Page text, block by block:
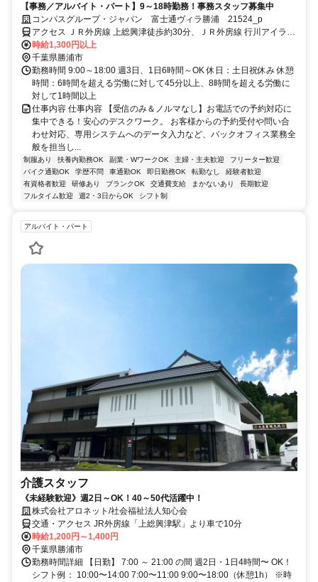
【事務／アルバイト・パート】9～18時勤務！事務スタッフ募集中
コンパスグループ・ジャパン 富士通ヴィラ勝浦 21524_p
アクセス ＪＲ外房線 上総興津徒歩約30分、ＪＲ外房線 行川アイラン
ド徒歩約45分、ＪＲ外房線 鵜原徒歩約67分
時給1,300円以上
千葉県勝浦市
勤務時間 9:00～18:00 週3日、1日6時間～OK 休日：土日祝休み 休憩
時間：6時間を超える労働に対して45分以上、8時間を超える労働に
対して1時間以上
仕事内容 仕事内容 【受信のみ＆ノルマなし】お電話での予約対応に
集中できる！安心のデスクワーク。 お客様からの予約受付や問い合
わせ対応、専用システムへのデータ入力など、バックオフィス業務全
般を担当し...
制服あり 扶養内勤務OK 副業・WワークOK 主婦・主夫歓迎
フリーター歓迎
バイク通勤OK
学歴不問 車通勤OK 即日勤務OK 転勤なし
経験者歓迎
有資格者歓迎
研修あり ブランクOK 交通費支給 まかないあり
長期歓迎
フルタイム歓迎
週2・3日からOK シフト制
アルバイト・パート
介護スタッフ
《未経験歓迎》週2日～OK！40～50代活躍中！
株式会社アロネット/社会福祉法人知心会
交通・アクセス JR外房線「上総興津駅」より車で10分
時給1,200円～1,400円
千葉県勝浦市
勤務時間詳細 【日勤】 7:00 ～ 21:00 の間 週2日・1日4時間〜 OK！
シフト例： 10:00〜14:00 7:00〜11:00 9:00〜18:00（休憩1h） ※時